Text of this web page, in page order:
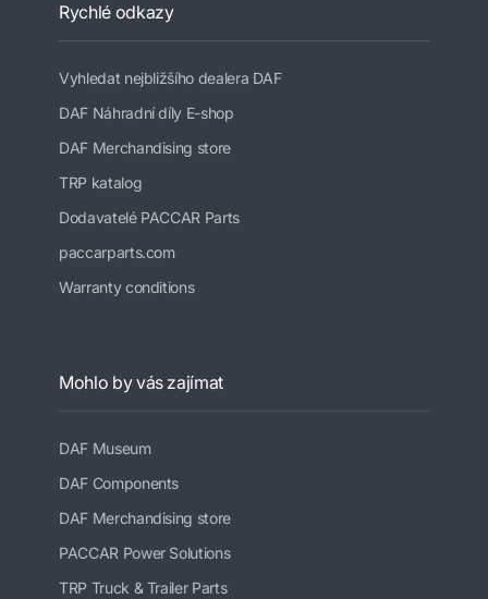
Rychlé odkazy
Vyhledat nejbližšího dealera DAF
DAF Náhradní díly E-shop
DAF Merchandising store
TRP katalog
Dodavatelé PACCAR Parts
paccarparts.com
Warranty conditions
Mohlo by vás zajímat
DAF Museum
DAF Components
DAF Merchandising store
PACCAR Power Solutions
TRP Truck & Trailer Parts